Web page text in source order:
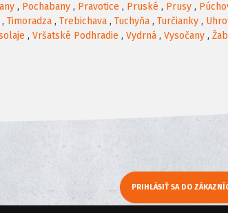
, Pochabany , Pravotice , Pruské , Prusy ,
, Timoradza , Trebichava , Tuchyňa , Turčianky ,
, Vršatské Podhradie , Vydrná , Vysočany ,
PRIHLÁSIŤ SA DO